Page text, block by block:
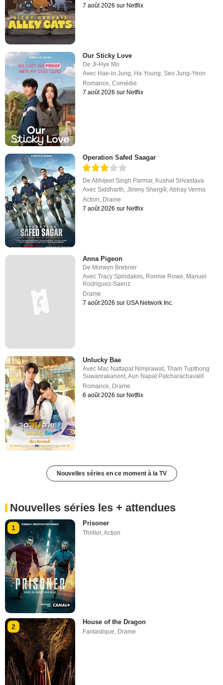
7 août 2026 sur Netflix
Our Sticky Love
DeJi-Hye Mo
Avec Hae-in Jung, Ha Young,Seo Jung-Yeon
Romance,Comédie
7 août 2026 sur Netflix
Operation Safed Saagar
DeAbhijeet Singh Parmar, Kushal Srivastava
AvecSiddharth ,Jimmy Shergill ,Abhay Verma
Action Drame
7 août 2026 sur Netflix
Anna Pigeon
De Morwyn Brebner
AvecTracy Spiridakos, Ronnie Rowe, Manuel
Rodriguez-Saenz
Drame
7 août 2026 sur USA Network Inc.
Unlucky Bae
Avec Mac Nattapat Nimjirawat,Tham Tupthong
Suwanrakanont,Aun Napat Patcharachavalit
Romance, Drame
6 août 2026 sur Netflix
Nouvelles séries en ce moment à la TV
Nouvelles séries les + attendues
1
Prisoner
Thriller,Action
2
House of the Dragon
Fantastique, Drame